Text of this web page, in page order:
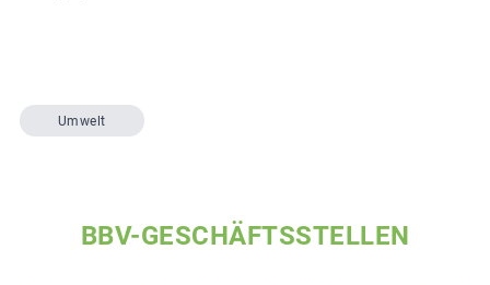
Umwelt
BBV-GESCHÄFTSSTELLEN